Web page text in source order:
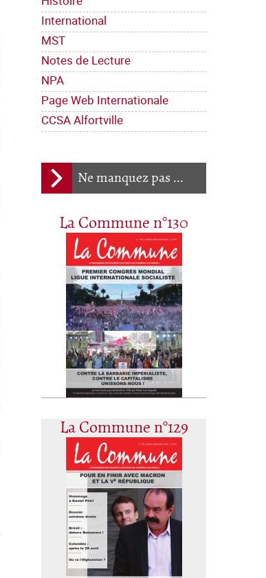
International
MST
Notes de Lecture
NPA
Page Web Internationale
CCSA Alfortville
Ne manquez pas ...
La Commune n°130
La Commune n°129